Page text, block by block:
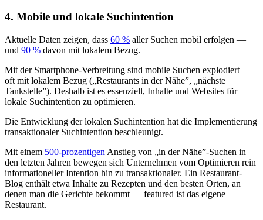
4. Mobile und lokale Suchintention
Aktuelle Daten zeigen, dass 60 % aller Suchen mobil erfolgen —
und 90 % davon mit lokalem Bezug.
Mit der Smartphone-Verbreitung sind mobile Suchen explodiert —
oft mit lokalem Bezug („Restaurants in der Nähe”, „nächste
Tankstelle”). Deshalb ist es essenziell, Inhalte und Websites für
lokale Suchintention zu optimieren.
Die Entwicklung der lokalen Suchintention hat die Implementierung
transaktionaler Suchintention beschleunigt.
Mit einem 500-prozentigen Anstieg von „in der Nähe”-Suchen in
den letzten Jahren bewegen sich Unternehmen vom Optimieren rein
informationeller Intention hin zu transaktionaler. Ein Restaurant-
Blog enthält etwa Inhalte zu Rezepten und den besten Orten, an
denen man die Gerichte bekommt — featured ist das eigene
Restaurant.